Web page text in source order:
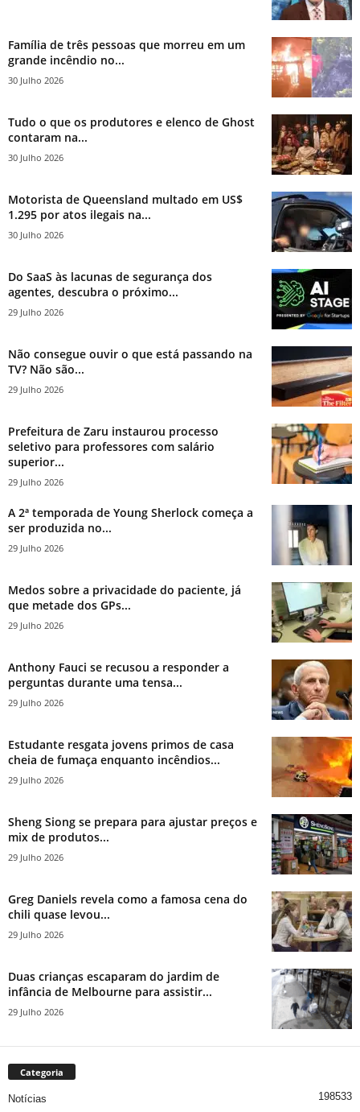
Família de três pessoas que morreu em um
grande incêndio no...
30 Julho 2026
Tudo o que os produtores e elenco de Ghost
contaram na...
30 Julho 2026
Motorista de Queensland multado em US$
1.295 por atos ilegais na...
30 Julho 2026
Do SaaS às lacunas de segurança dos
agentes, descubra o próximo...
29 Julho 2026
Não consegue ouvir o que está passando na
TV? Não são...
29 Julho 2026
Prefeitura de Zaru instaurou processo
seletivo para professores com salário
superior...
29 Julho 2026
A 2ª temporada de Young Sherlock começa a
ser produzida no...
29 Julho 2026
Medos sobre a privacidade do paciente, já
que metade dos GPs...
29 Julho 2026
Anthony Fauci se recusou a responder a
perguntas durante uma tensa...
29 Julho 2026
Estudante resgata jovens primos de casa
cheia de fumaça enquanto incêndios...
29 Julho 2026
Sheng Siong se prepara para ajustar preços e
mix de produtos...
29 Julho 2026
Greg Daniels revela como a famosa cena do
chili quase levou...
29 Julho 2026
Duas crianças escaparam do jardim de
infância de Melbourne para assistir...
29 Julho 2026
Categoria
Notícias 198533